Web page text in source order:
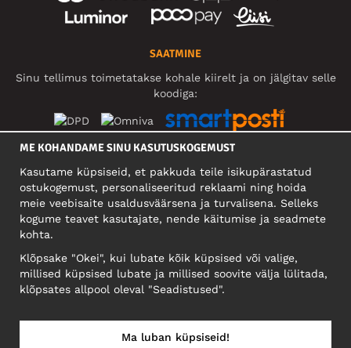
SAATMINE
Sinu tellimus toimetatakse kohale kiirelt ja on jälgitav selle
koodiga:
FIRMA
Mäeküla tn 9, EE-13525 Tallinn
Reg: 17449603, KMKR: EE102960721
ME KOHANDAME SINU KASUTUSKOGEMUST
Kasutame küpsiseid, et pakkuda teile isikupärastatud
ostukogemust, personaliseeritud reklaami ning hoida
meie veebisaite usaldusväärsena ja turvalisena. Selleks
kogume teavet kasutajate, nende käitumise ja seadmete
kohta.
Klõpsake "Okei", kui lubate kõik küpsised või valige,
millised küpsised lubate ja millised soovite välja lülitada,
klõpsates allpool oleval "Seadistused".
Ma luban küpsiseid!